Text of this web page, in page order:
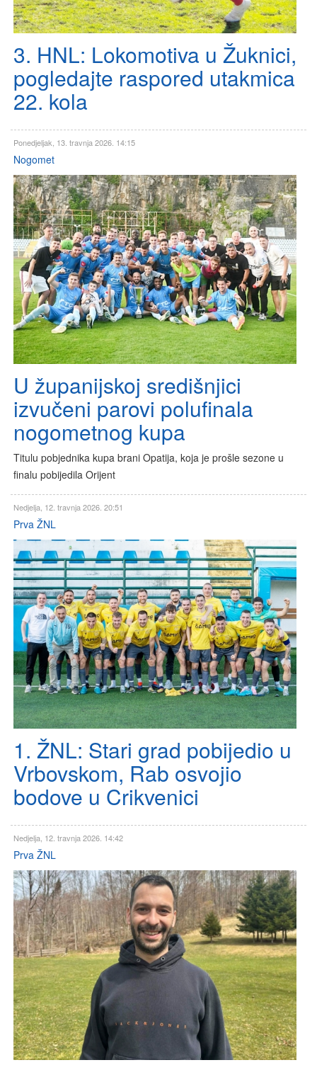
3. HNL: Lokomotiva u Žuknici,
pogledajte raspored utakmica
22. kola
Ponedjeljak, 13. travnja 2026. 14:15
Nogomet
U županijskoj središnjici
izvučeni parovi polufinala
nogometnog kupa
Titulu pobjednika kupa brani Opatija, koja je prošle sezone u
finalu pobijedila Orijent
Nedjelja, 12. travnja 2026. 20:51
Prva ŽNL
1. ŽNL: Stari grad pobijedio u
Vrbovskom, Rab osvojio
bodove u Crikvenici
Nedjelja, 12. travnja 2026. 14:42
Prva ŽNL